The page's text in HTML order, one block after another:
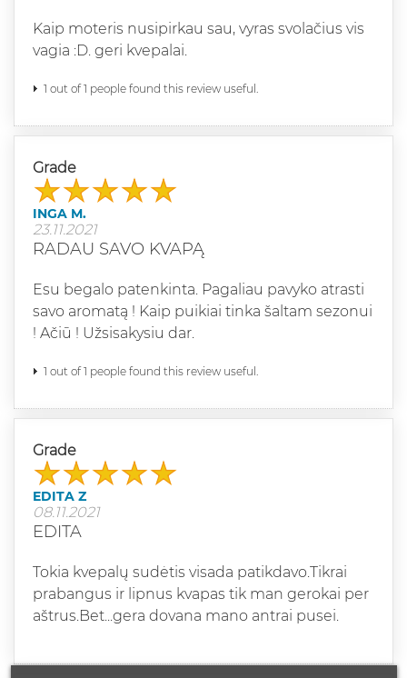
Kaip moteris nusipirkau sau, vyras svolačius vis
vagia :D. geri kvepalai.
1 out of 1 people found this review useful.
Grade
INGA M.
23.11.2021
RADAU SAVO KVAPĄ
Esu begalo patenkinta. Pagaliau pavyko atrasti
savo aromatą ! Kaip puikiai tinka šaltam sezonui
! Ačiū ! Užsisakysiu dar.
1 out of 1 people found this review useful.
Grade
EDITA Z
08.11.2021
EDITA
Tokia kvepalų sudėtis visada patikdavo.Tikrai
prabangus ir lipnus kvapas tik man gerokai per
aštrus.Bet...gera dovana mano antrai pusei.